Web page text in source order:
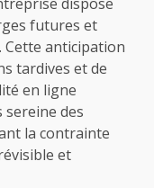
futures et
anticipation
tardives et de
en ligne
des
la contrainte
et